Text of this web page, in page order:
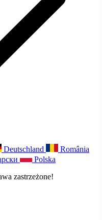
Deutschland
România
Polska
zastrzeżone!